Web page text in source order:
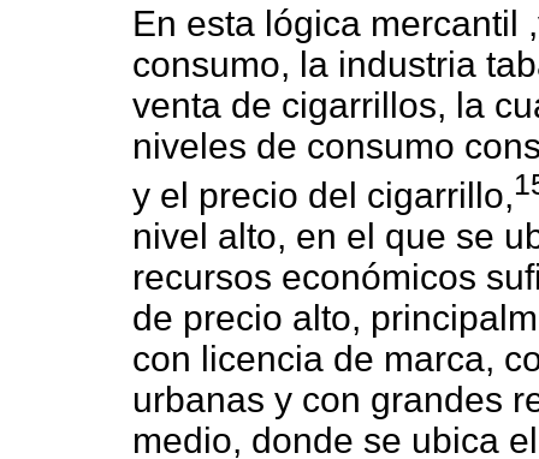
En esta lógica mercantil
consumo, la industria
venta de cigarrillos, la
niveles de consumo
y el precio del cigarrillo,
nivel alto, en el que se
recursos económicos
de precio alto,
con licencia de marca,
urbanas y con grandes
medio, donde se ubica